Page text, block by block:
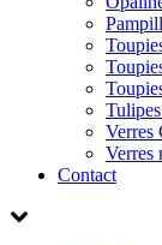
Verres
Verres
Contact